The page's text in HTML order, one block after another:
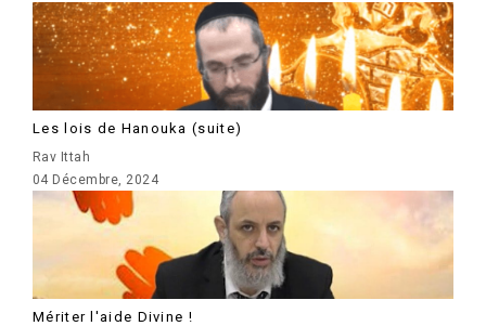
Les lois de Hanouka (suite)
Rav Ittah
04 Décembre, 2024
Mériter l'aide Divine !